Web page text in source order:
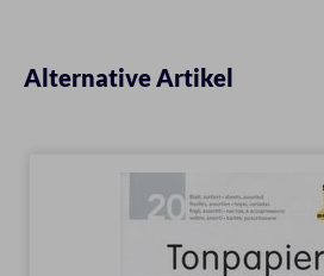
Alternative Artikel